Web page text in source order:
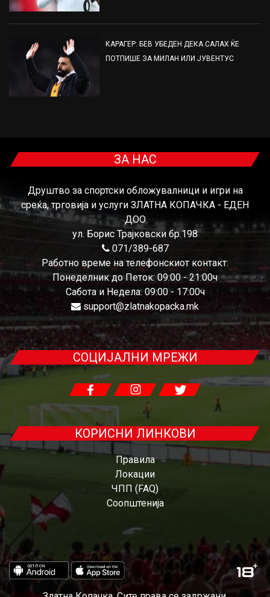
КАРАГЕР: БЕВ УБЕДЕН ДЕКА САЛАХ ЌЕ
ПОТПИШЕ ЗА МИЛАН ИЛИ ЈУВЕНТУС
ЗА НАС
Друштво за спортски обложувалници и игри на
среќа, трговија и услуги ЗЛАТНА КОПАЧКА - ЕДЕН
ДОО
ул. Борис Трајковски бр.198
071/389-687
Работно време на телефонскиот контакт:
Понеделник до Петок: 09:00 - 21:00ч
Сабота и Недела: 09:00 - 17:00ч
support@zlatnakopacka.mk
СОЦИЈАЛНИ МРЕЖИ
КОРИСНИ ЛИНКОВИ
Правила
Локации
ЧПП (FAQ)
Соопштенија